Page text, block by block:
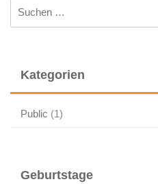
nach:
Kategorien
Public (1)
Geburtstage